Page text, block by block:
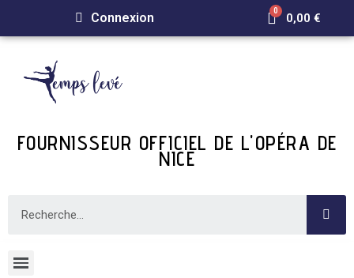
Connexion 0,00 €
FOURNISSEUR OFFICIEL DE L'OPÉRA DE
NICE